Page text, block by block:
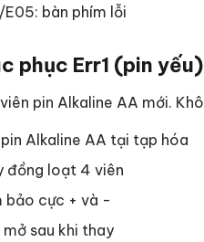
bàn phím lỗi
phục Err1 (pin yếu)
pin Alkaline AA mới.
pin Alkaline AA tại tạp hóa
đồng loạt 4 viên
bảo cực + và -
mở sau khi thay